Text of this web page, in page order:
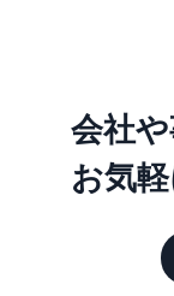
会社
お気